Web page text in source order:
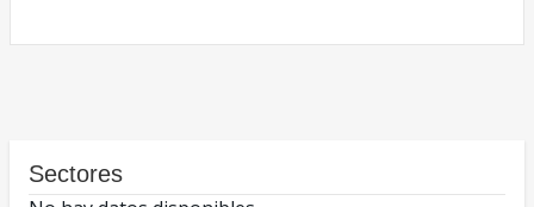
Sectores